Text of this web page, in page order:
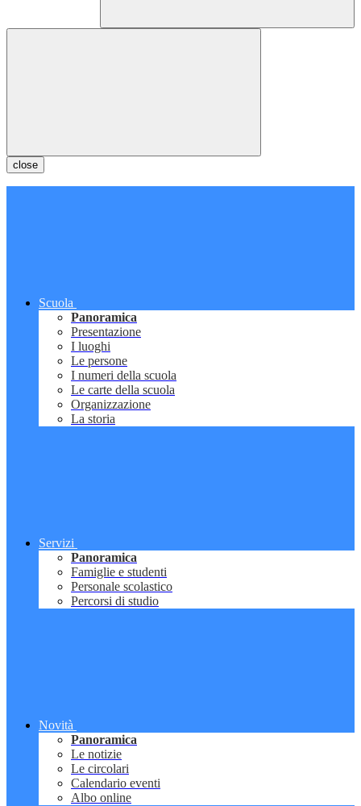
close
Scuola
Panoramica
Presentazione
I luoghi
Le persone
I numeri della scuola
Le carte della scuola
Organizzazione
La storia
Servizi
Panoramica
Famiglie e studenti
Personale scolastico
Percorsi di studio
Novità
Panoramica
Le notizie
Le circolari
Calendario eventi
Albo online